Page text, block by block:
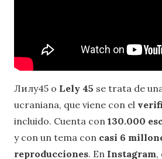
Лилу45 o Lely 45 se trata de
ucraniana, que viene con el
incluido. Cuenta con 130.000
y con un tema con casi 6
reproducciones. En Instagram,